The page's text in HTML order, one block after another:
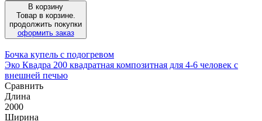
В корзину
Товар в корзине.
продолжить покупки
оформить заказ
Бочка купель с подогревом
Эко Квадра 200 квадратная композитная для 4-6 человек с
внешней печью
Сравнить
Длина
2000
Ширина